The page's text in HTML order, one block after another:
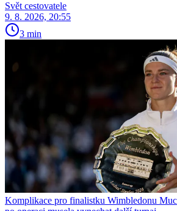
Svět cestovatele
9. 8. 2026, 20:55
3 min
Komplikace pro finalistku Wimbledonu